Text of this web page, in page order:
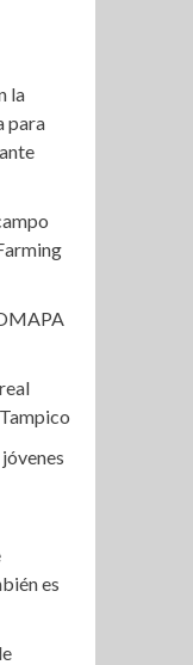
la
para
es